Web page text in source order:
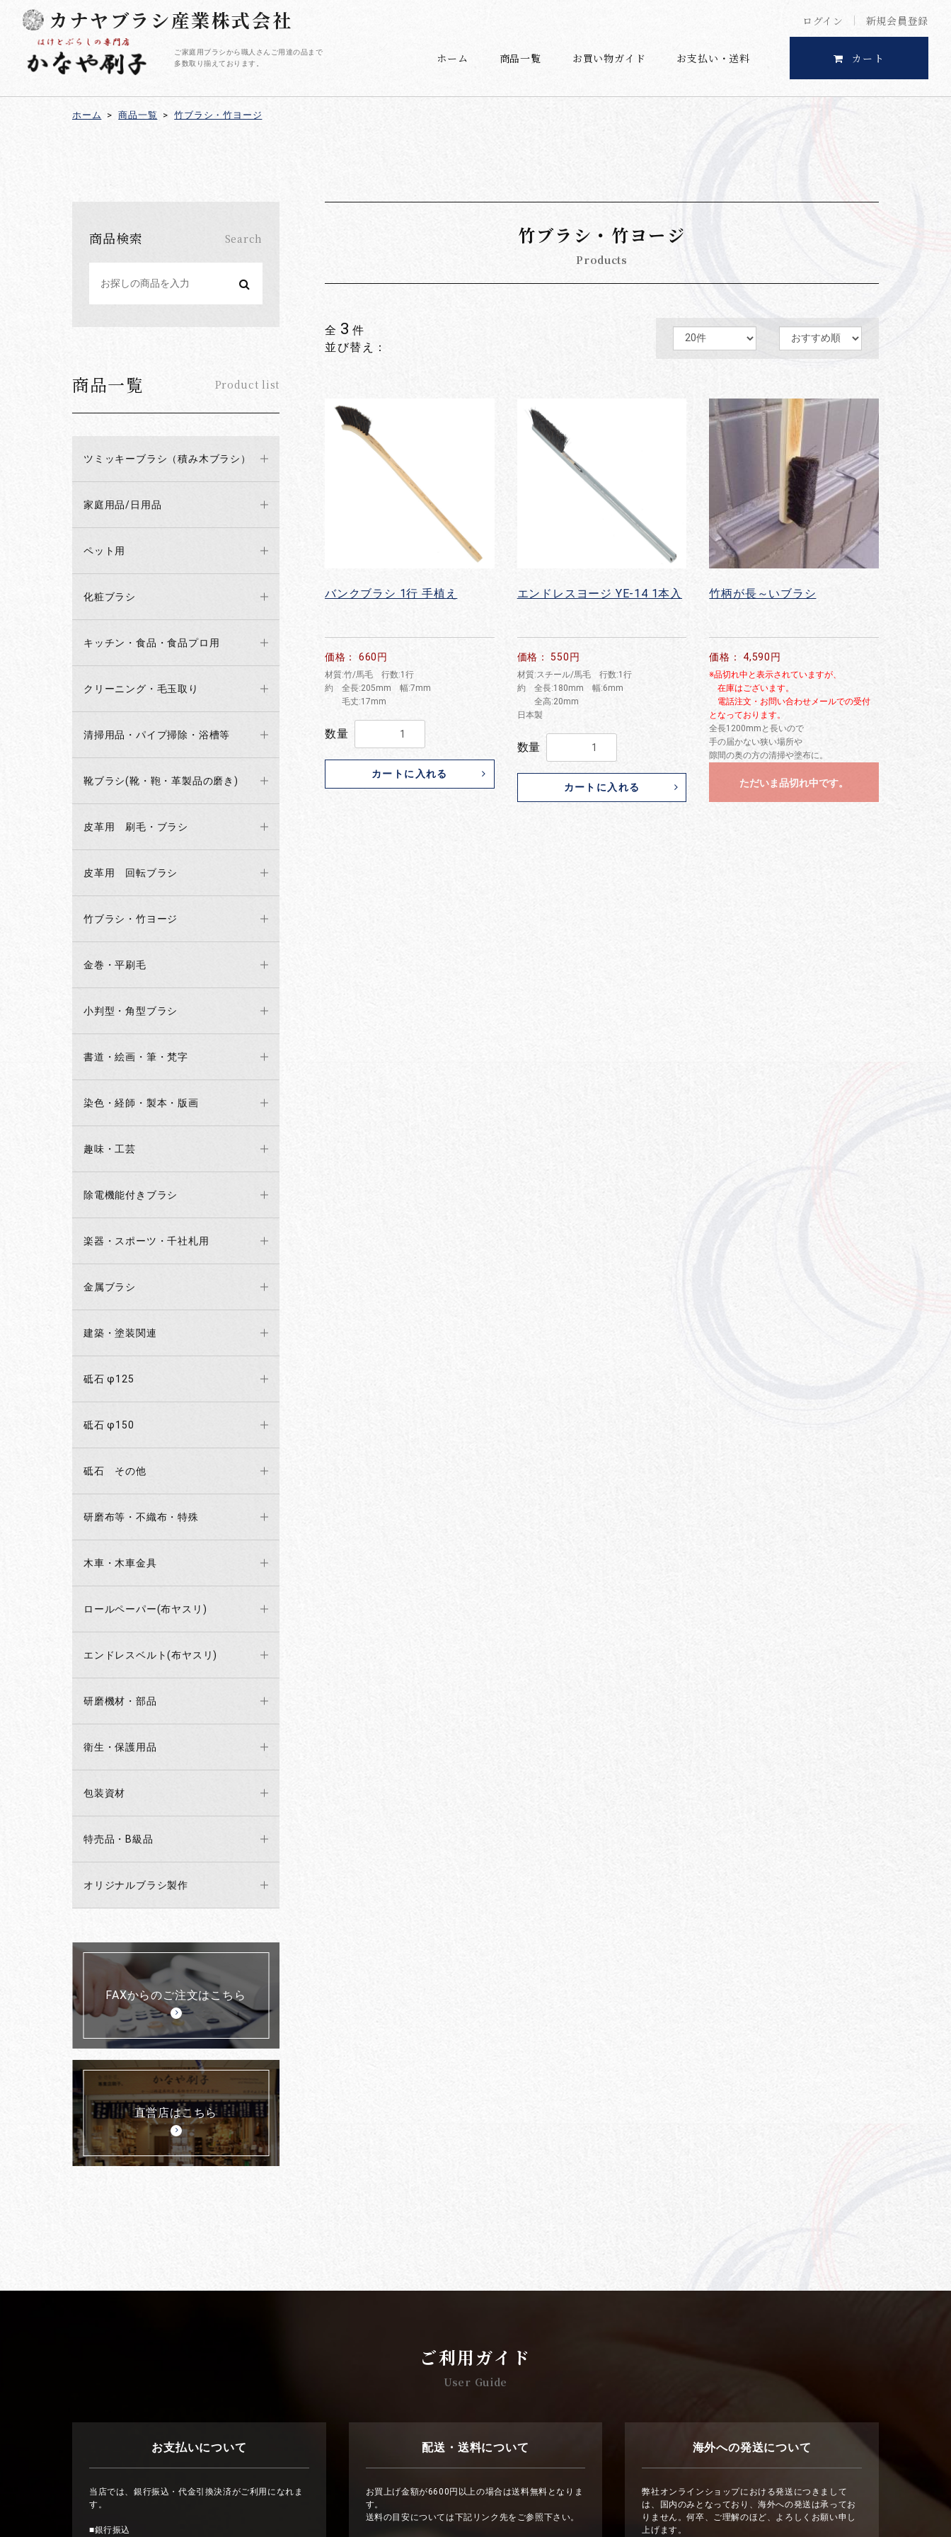
ログイン 新規会員登録
カナヤブラシ産業株式会社
ご家庭用ブラシから職人さんご用達の品まで
多数取り揃えております。
ホーム 商品一覧 お買い物ガイド お支払い・送料 カート
ホーム > 商品一覧 > 竹ブラシ・竹ヨージ
商品検索 Search
商品一覧 Product list
ツミッキーブラシ（積み木ブラシ）
家庭用品/日用品
ペット用
化粧ブラシ
キッチン・食品・食品プロ用
クリーニング・毛玉取り
清掃用品・パイプ掃除・浴槽等
靴ブラシ(靴・鞄・革製品の磨き)
皮革用 刷毛・ブラシ
皮革用 回転ブラシ
竹ブラシ・竹ヨージ
金巻・平刷毛
小判型・角型ブラシ
書道・絵画・筆・梵字
染色・経師・製本・版画
趣味・工芸
除電機能付きブラシ
楽器・スポーツ・千社札用
金属ブラシ
建築・塗装関連
砥石 φ125
砥石 φ150
砥石 その他
研磨布等・不織布・特殊
木車・木車金具
ロールペーパー(布ヤスリ)
エンドレスベルト(布ヤスリ)
研磨機材・部品
衛生・保護用品
包装資材
特売品・B級品
オリジナルブラシ製作
FAXからのご注文はこちら
直営店はこちら
竹ブラシ・竹ヨージ
Products
全 3 件
並び替え：
バンクブラシ 1行 手植え
価格： 660円
材質:竹/馬毛 行数:1行
約 全長:205mm 幅:7mm
毛丈:17mm
数量
カートに入れる
エンドレスヨージ YE-14 1本入
価格： 550円
材質:スチール/馬毛 行数:1行
約 全長:180mm 幅:6mm
全高:20mm
日本製
数量
カートに入れる
竹柄が長～いブラシ
価格： 4,590円
※品切れ中と表示されていますが、
在庫はございます。
電話注文・お問い合わせメールでの受付
となっております。
全長1200mmと長いので
手の届かない狭い場所や
隙間の奥の方の清掃や塗布に。
ただいま品切れ中です。
ご利用ガイド
User Guide
お支払いについて
当店では、銀行振込・代金引換決済がご利用になれま
す。
■銀行振込
配送・送料について
お買上げ金額が6600円以上の場合は送料無料となりま
す。
送料の目安については下記リンク先をご参照下さい。
海外への発送について
弊社オンラインショップにおける発送につきまして
は、国内のみとなっており、海外への発送は承ってお
りません。何卒、ご理解のほど、よろしくお願い申し
上げます。